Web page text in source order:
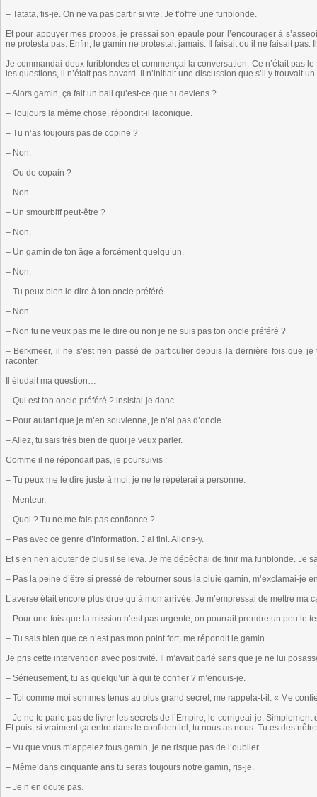
– Tatata, fis-je. On ne va pas partir si vite. Je t’offre une furiblonde.
Et pour appuyer mes propos, je pressai son épaule pour l’encourager à
ne protesta pas. Enfin, le gamin ne protestait jamais. Il faisait ou il ne faisait pas.
Je commandai deux furiblondes et commençai la conversation. Ce n’était pas
les questions, il n’était pas bavard. Il n’initiait une discussion que s’il y trouvait
– Alors gamin, ça fait un bail qu’est-ce que tu deviens ?
– Toujours la même chose, répondit-il laconique.
– Tu n’as toujours pas de copine ?
– Non.
– Ou de copain ?
– Non.
– Un smourbiff peut-être ?
– Non.
– Un gamin de ton âge a forcément quelqu’un.
– Non.
– Tu peux bien le dire à ton oncle préféré.
– Non.
– Non tu ne veux pas me le dire ou non je ne suis pas ton oncle préféré ?
– Berkmeër, il ne s’est rien passé de particulier depuis la dernière fois que
raconter.
Il éludait ma question…
– Qui est ton oncle préféré ? insistai-je donc.
– Pour autant que je m’en souvienne, je n’ai pas d’oncle.
– Allez, tu sais très bien de quoi je veux parler.
Comme il ne répondait pas, je poursuivis :
– Tu peux me le dire juste à moi, je ne le répèterai à personne.
– Menteur.
– Quoi ? Tu ne me fais pas confiance ?
– Pas avec ce genre d’information. J’ai fini. Allons-y.
Et s’en rien ajouter de plus il se leva. Je me dépêchai de finir ma furiblonde. Je
– Pas la peine d’être si pressé de retourner sous la pluie gamin, m’exclamai-je
L’averse était encore plus drue qu’à mon arrivée. Je m’empressai de mettre
– Pour une fois que la mission n’est pas urgente, on pourrait prendre un peu le
– Tu sais bien que ce n’est pas mon point fort, me répondit le gamin.
Je pris cette intervention avec positivité. Il m’avait parlé sans que je ne lui
– Sérieusement, tu as quelqu’un à qui te confier ? m’enquis-je.
– Toi comme moi sommes tenus au plus grand secret, me rappela-t-il. « Me
– Je ne te parle pas de livrer les secrets de l’Empire, le corrigeai-je.
Et puis, si vraiment ça entre dans le confidentiel, tu nous as nous. Tu es des
– Vu que vous m’appelez tous gamin, je ne risque pas de l’oublier.
– Même dans cinquante ans tu seras toujours notre gamin, ris-je.
– Je n’en doute pas.